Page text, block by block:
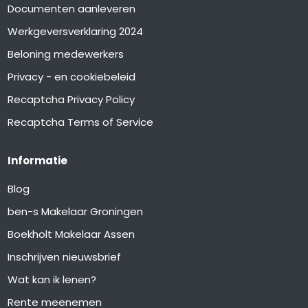
Documenten aanleveren
Werkgeversverklaring 2024
Beloning medewerkers
Privacy - en cookiebeleid
Recaptcha Privacy Policy
Recaptcha Terms of Service
Informatie
Blog
ben-s Makelaar Groningen
Boekholt Makelaar Assen
Inschrijven nieuwsbrief
Wat kan ik lenen?
Rente meenemen